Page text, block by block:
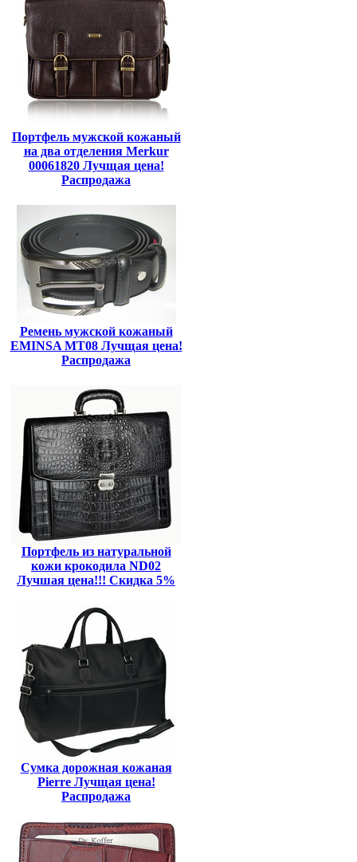
Портфель мужской кожаный
на два отделения Merkur
00061820 Лучщая цена!
Распродажа
Ремень мужской кожаный
EMINSA MT08 Лучщая цена!
Распродажа
Портфель из натуральной
кожи крокодила ND02
Лучшая цена!!! Скидка 5%
Сумка дорожная кожаная
Pierre Лучщая цена!
Распродажа